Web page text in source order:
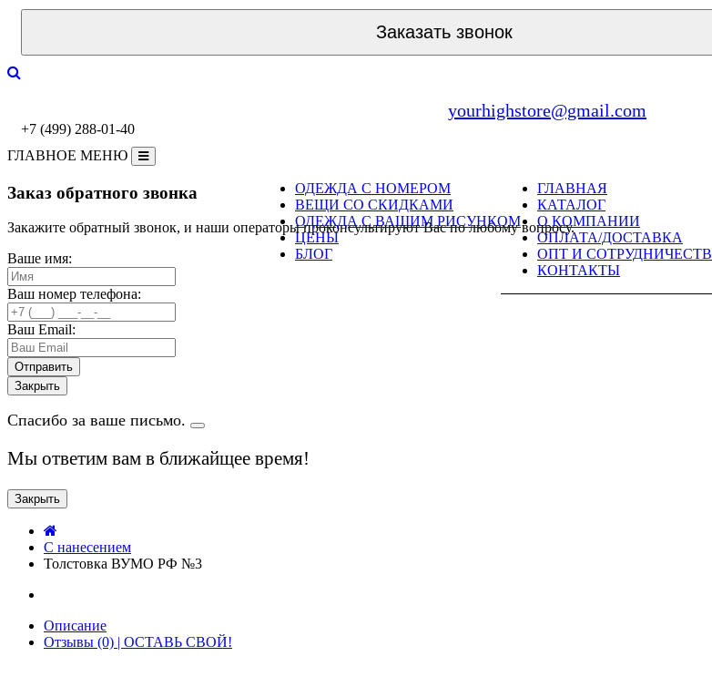
Заказать звонок
yourhighstore@gmail.com
+7 (499) 288-01-40
ГЛАВНОЕ МЕНЮ
ГЛАВНАЯ
КАТАЛОГ
О КОМПАНИИ
ОПЛАТА/ДОСТАВКА
ОПТ И
КОНТАКТЫ
ОДЕЖДА С НОМЕРОМ
ВЕЩИ СО СКИДКАМИ
ОДЕЖДА С ВАШИМ РИСУНКОМ
ЦЕНЫ
БЛОГ
Заказ обратного звонка
Закажите обратный звонок, и наши операторы проконсультируют Вас по любому вопросу.
Ваше имя:
Ваш номер телефона:
Ваш Email:
Закрыть
Спасибо за ваше письмо.
Мы ответим вам в ближайщее время!
Закрыть
C нанесением
Толстовка ВУМО РФ №3
Описание
Отзывы (0) | ОСТАВЬ СВОЙ!